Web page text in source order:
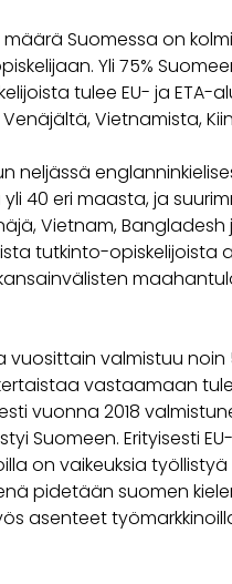
Suomessa on
Yli 75%
tulee EU- ja ETA-
Vietnamista,
neljässä
40 eri maasta, ja
Vietnam, Bangladesh
tutkinto-
vuosittain valmistuu
vastaamaan
vuonna 2018
Suomeen. Erityisesti
on vaikeuksia
pidetään suomen
asenteet